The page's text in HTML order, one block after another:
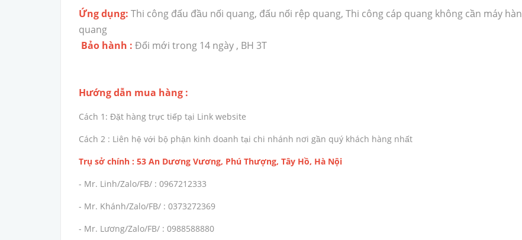
Ứng dụng: Thi công đấu đầu nối quang, đấu nối rệp quang, Thi công cáp quang không cần máy hàn
quang
Bảo hành : Đổi mới trong 14 ngày , BH 3T
Hướng dẫn mua hàng :
Cách 1: Đặt hàng trực tiếp tại Link website
Cách 2 : Liên hệ với bộ phận kinh doanh tại chi nhánh nơi gần quý khách hàng nhất
Trụ sở chính : 53 An Dương Vương, Phú Thượng, Tây Hồ, Hà Nội
- Mr. Linh/Zalo/FB/ : 0967212333
- Mr. Khánh/Zalo/FB/ : 0373272369
- Mr. Lương/Zalo/FB/ : 0988588880